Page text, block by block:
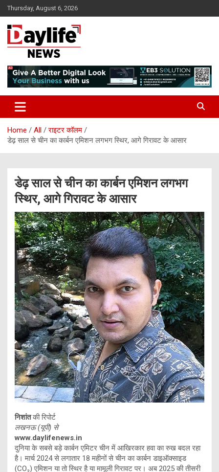
Skip
to
content
Thursday, August 6, 2026
daylifenews
Home All
राइटर कॉलम
डेढ़ साल से चीन का कार्बन एमिशन लगभग स्थिर, आगे गिरावट के आसार
डेढ़ साल से चीन का कार्बन एमिशन लगभग
स्थिर, आगे गिरावट के आसार
निशांतकी रिपोर्ट
लखनऊ (यूपी) से
www.daylifenews.in
दुनिया के सबसे बड़े कार्बन एमिटर चीन में आखिरकार हवा का रुख बदल रहा
है। मार्च 2024 से लगातार 18 महीनों से चीन का कार्बन डाइऑक्साइड
(CO₂) एमिशन या तो स्थिर है या मामूली गिरावट पर। अब 2025 की तीसरी